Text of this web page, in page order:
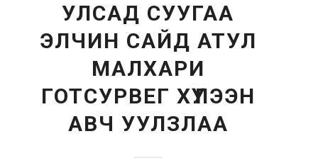
УЛСАД СУУГАА
ЭЛЧИН САЙД АТУЛ
МАЛХАРИ
ГОТСУРВЕГ ХҮЛЭЭН
АВЧ УУЛЗЛАА